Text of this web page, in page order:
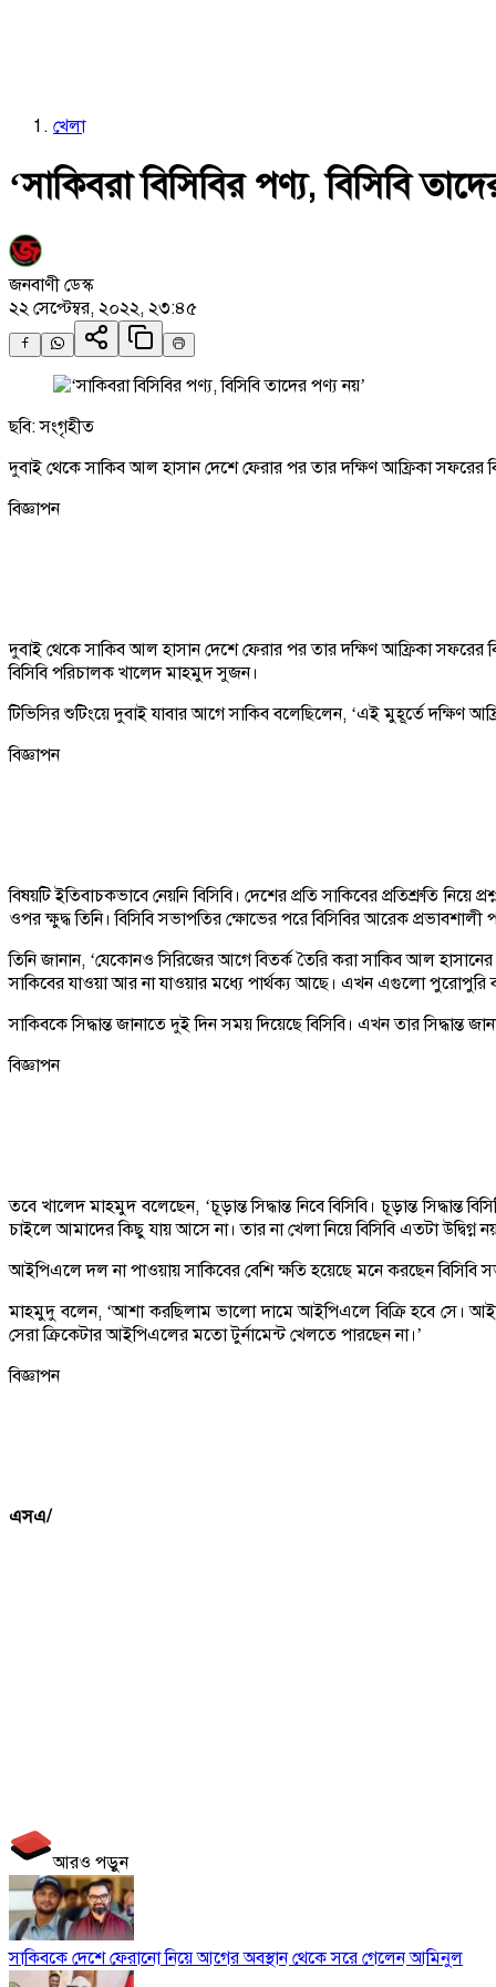
খেলা
‘সাকিবরা বিসিবির পণ্য, বিসিবি
জনবাণী ডেস্ক
২২ সেপ্টেম্বর, ২০২২, ২৩:৪৫
ছবি: সংগৃহীত
দুবাই থেকে সাকিব আল হাসান দেশে ফেরার পর তার দক্ষিণ আফ্রিকা সফরের
বিজ্ঞাপন
দুবাই থেকে সাকিব আল হাসান দেশে ফেরার পর তার দক্ষিণ আফ্রিকা সফরের
বিসিবি পরিচালক খালেদ মাহমুদ সুজন।
টিভিসির শুটিংয়ে দুবাই যাবার আগে সাকিব বলেছিলেন, ‘এই মুহূর্তে দক্ষিণ
বিজ্ঞাপন
বিষয়টি ইতিবাচকভাবে নেয়নি বিসিবি। দেশের প্রতি সাকিবের প্রতিশ্রুতি
ওপর ক্ষুদ্ধ তিনি। বিসিবি সভাপতির ক্ষোভের পরে বিসিবির আরেক
তিনি জানান, ‘যেকোনও সিরিজের আগে বিতর্ক তৈরি করা সাকিব আল
সাকিবের যাওয়া আর না যাওয়ার মধ্যে পার্থক্য আছে। এখন এগুলো পুরোপুরি
সাকিবকে সিদ্ধান্ত জানাতে দুই দিন সময় দিয়েছে বিসিবি। এখন তার সিদ্ধান্ত
বিজ্ঞাপন
তবে খালেদ মাহমুদ বলেছেন, ‘চূড়ান্ত সিদ্ধান্ত নিবে বিসিবি। চূড়ান্ত
চাইলে আমাদের কিছু যায় আসে না। তার না খেলা নিয়ে বিসিবি এতটা
আইপিএলে দল না পাওয়ায় সাকিবের বেশি ক্ষতি হয়েছে মনে করছেন বিসিবি
মাহমুদু বলেন, ‘আশা করছিলাম ভালো দামে আইপিএলে বিক্রি হবে সে।
সেরা ক্রিকেটার আইপিএলের মতো টুর্নামেন্ট খেলতে পারছেন না।’
বিজ্ঞাপন
এসএ/
আরও পড়ুন
সাকিবকে দেশে ফেরানো নিয়ে আগের অবস্থান থেকে সরে গেলেন আমিনুল